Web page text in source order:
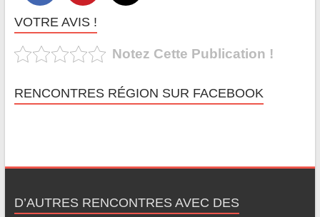
VOTRE AVIS !
Notez Cette Publication !
RENCONTRES RÉGION SUR FACEBOOK
D’AUTRES RENCONTRES AVEC DES